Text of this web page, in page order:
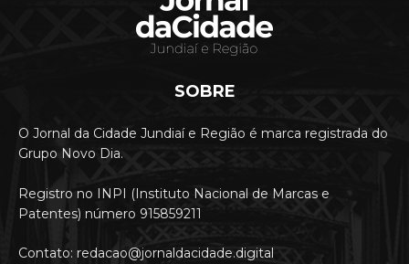
SOBRE
O Jornal da Cidade Jundiaí e Região é marca registrada do
Grupo Novo Dia.
Registro no INPI (Instituto Nacional de Marcas e
Patentes) número 915859211
Contato: redacao@jornaldacidade.digital